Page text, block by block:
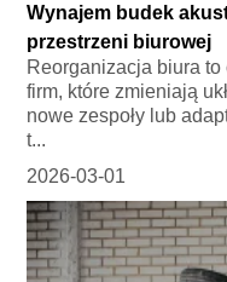
Wynajem budek
przestrzeni biurowej
Reorganizacja biura
firm, które zmieniają
nowe zespoły lub
t...
2026-03-01